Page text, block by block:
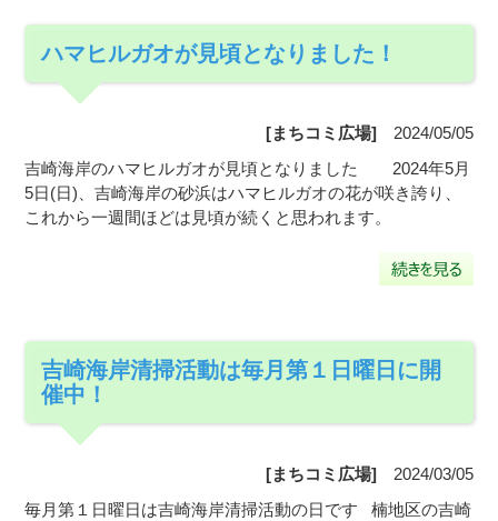
ハマヒルガオが見頃となりました！
[まちコミ広場] 2024/05/05
吉崎海岸のハマヒルガオが見頃となりました 2024年5月
5日(日)、吉崎海岸の砂浜はハマヒルガオの花が咲き誇り、
これから一週間ほどは見頃が続くと思われます。
吉崎海岸清掃活動は毎月第１日曜日に開
催中！
[まちコミ広場] 2024/03/05
毎月第１日曜日は吉崎海岸清掃活動の日です 楠地区の吉崎